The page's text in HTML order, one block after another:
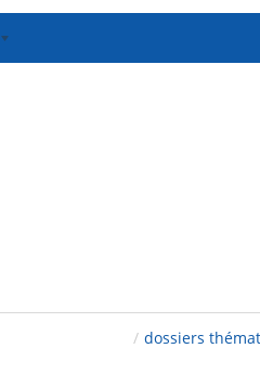
dossiers
/